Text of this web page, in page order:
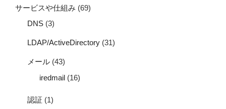
サービスや仕組み (69)
DNS (3)
LDAP/ActiveDirectory (31)
メール (43)
iredmail (16)
認証 (1)